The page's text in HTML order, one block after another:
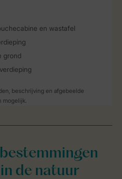
en wastafel
grond
beschrijving en afgebeelde
mogelijk.
de natuur